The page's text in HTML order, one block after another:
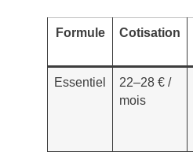
Formule Cotisation
Essentiel
22–28 € /
mois